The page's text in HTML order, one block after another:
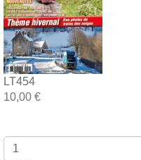
LT454
10,00 €